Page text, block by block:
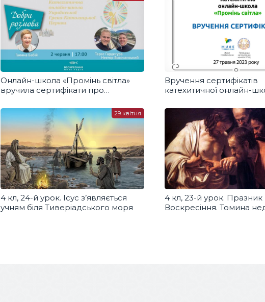
Онлайн-школа «Промінь світла»
вручила сертифікати про
розмова
Вручення сертифікатів
катехитичної онлайн-
4 кл, 24-й урок. Ісус з’являється
учням біля Тиверіадського моря
29 квітня
4 кл, 23-й урок. Празник
Воскресіння. Томина